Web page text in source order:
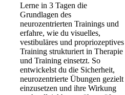
Lerne in 3 Tagen die
Grundlagen des
neurozentrierten Trainings und
erfahre, wie du visuelles,
vestibuläres und propriozeptives
Training strukturiert in Therapie
und Training einsetzt. So
entwickelst du die Sicherheit,
neurozentrierte Übungen gezielt
einzusetzen und ihre Wirkung